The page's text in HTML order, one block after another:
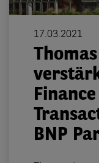
17.03.2021
BNP